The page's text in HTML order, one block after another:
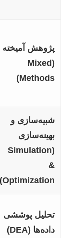
پژوهش آمیخته
(Mixed
Methods)
شبیه‌سازی و
بهینه‌سازی
(Simulation
&
Optimization)
تحلیل پوششی
داده‌ها (DEA)